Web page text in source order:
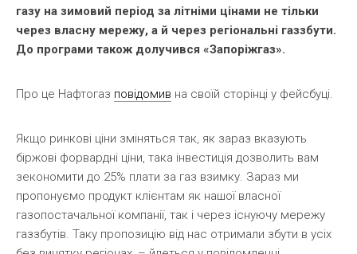
газу на зимовий період за літніми цінами не тільки
через власну мережу, а й через регіональні газзбути.
До програми також долучився «Запоріжгаз».
Про це Нафтогаз повідомив на своїй сторінці у фейсбуці.
Якщо ринкові ціни зміняться так, як зараз вказують
біржові форвардні ціни, така інвестиція дозволить вам
зекономити до 25% плати за газ взимку. Зараз ми
пропонуємо продукт клієнтам як нашої власної
газопостачальної компанії, так і через існуючу мережу
газзбутів. Таку пропозицію від нас отримали збути в усіх